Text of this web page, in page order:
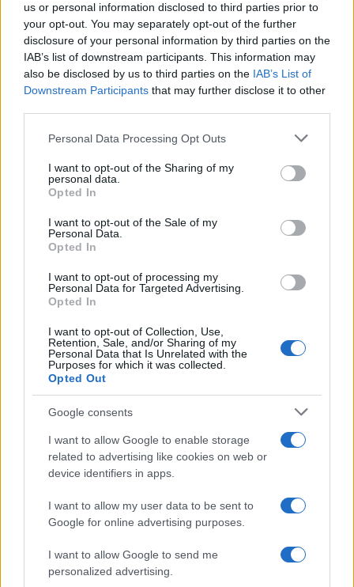
us or personal information disclosed to third parties prior to
your opt-out. You may separately opt-out of the further
disclosure of your personal information by third parties on the
IAB’s list of downstream participants. This information may
also be disclosed by us to third parties on the IAB’s List of
Downstream Participants that may further disclose it to other
Please note that this website/app uses one or more Google
not limited to your visit or usage behaviour. You may click to
grant or deny consent to Google and its third-party tags to
use your data for below specified purposes in below Google
consent section.
Personal Data Processing Opt Outs
I want to opt-out of the Sharing of my
personal data.
Opted In
I want to opt-out of the Sale of my
Personal Data.
Opted In
I want to opt-out of processing my
Personal Data for Targeted Advertising.
Opted In
I want to opt-out of Collection, Use,
Retention, Sale, and/or Sharing of my
Personal Data that Is Unrelated with the
Purposes for which it was collected.
Opted Out
Google consents
I want to allow Google to enable storage
related to advertising like cookies on web or
device identifiers in apps.
I want to allow my user data to be sent to
Google for online advertising purposes.
I want to allow Google to send me
personalized advertising.
Continua a leggere
BELLEZZA
Come indossare le infradito animalier con stile:
Cristian Castiglioni · 6 Ago 2026